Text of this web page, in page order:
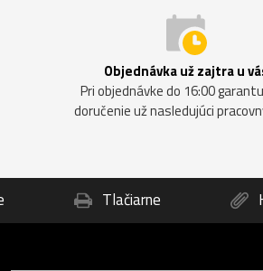
Objednávka už zajtra u
Pri objednávke do 16:00
doručenie už nasledujúci
Tlačiarne